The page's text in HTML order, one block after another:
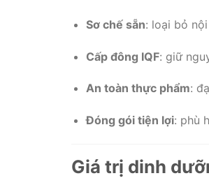
Sơ chế sẵn: loại bỏ
Cấp đông IQF: giữ
An toàn thực phẩm:
Đóng gói tiện lợi: phù
Giá trị dinh